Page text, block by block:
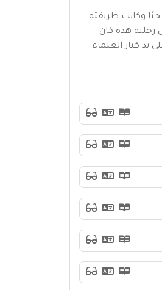
وكانت طريقته
تلاوته إلى كل بلاد العالم الإسلامي تقريبًا، ولد بجدة عام 1953، وتوفي عام 2005م، وخلال رحلته هذه كان
يد كبار العلماء